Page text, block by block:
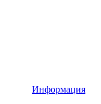
Информация